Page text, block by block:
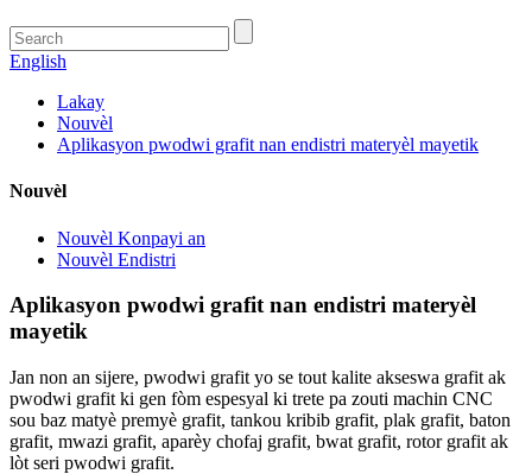
English
Lakay
Nouvèl
Aplikasyon pwodwi grafit nan endistri materyèl mayetik
Nouvèl
Nouvèl Konpayi an
Nouvèl Endistri
Aplikasyon pwodwi grafit nan endistri materyèl
mayetik
Jan non an sijere, pwodwi grafit yo se tout kalite akseswa grafit ak
pwodwi grafit ki gen fòm espesyal ki trete pa zouti machin CNC
sou baz matyè premyè grafit, tankou kribib grafit, plak grafit, baton
grafit, mwazi grafit, aparèy chofaj grafit, bwat grafit, rotor grafit ak
lòt seri pwodwi grafit.